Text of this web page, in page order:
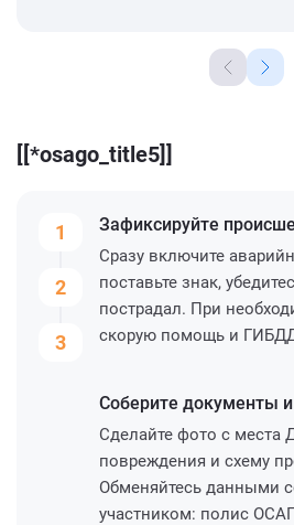
[[*osago_title5]]
1
2
3
Зафиксируйте
Сразу включите
поставьте знак,
пострадал. При
скорую помощь и
Соберите документы
Сделайте фото с места
повреждения и схему
Обменяйтесь данными
участником: полис